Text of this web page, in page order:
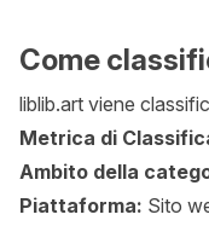
Come
liblib.art viene
Metrica di
Ambito della
Piattaforma: Sito